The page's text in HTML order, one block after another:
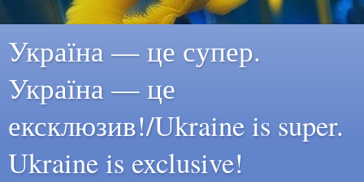
Україна — це супер.
Україна — це
ексклюзив!/Ukraine is super.
Ukraine is exclusive!